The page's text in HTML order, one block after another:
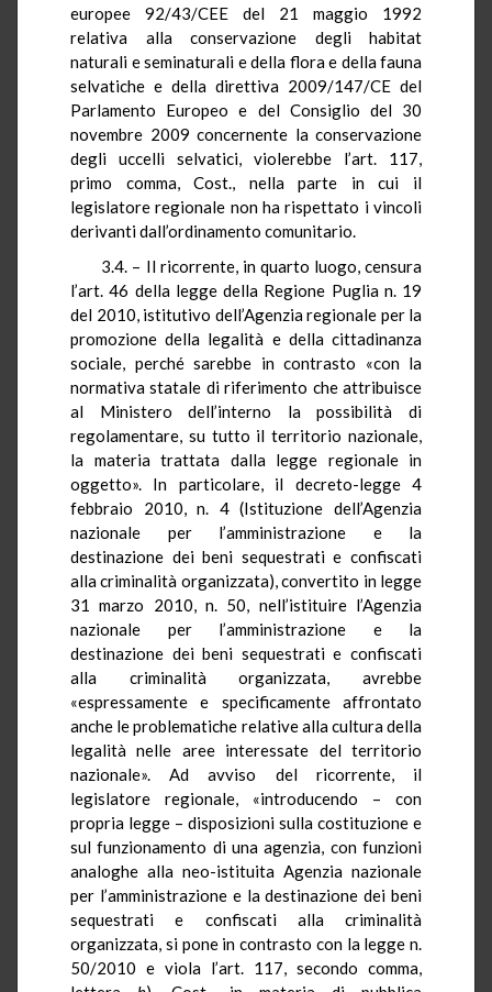
europee 92/43/CEE del 21 maggio 1992
relativa alla conservazione degli habitat
naturali e seminaturali e della flora e della fauna
selvatiche e della direttiva 2009/147/CE del
Parlamento Europeo e del Consiglio del 30
novembre 2009 concernente la conservazione
degli uccelli selvatici, violerebbe l’art. 117,
primo comma, Cost., nella parte in cui il
legislatore regionale non ha rispettato i vincoli
derivanti dall’ordinamento comunitario.
3.4. – Il ricorrente, in quarto luogo, censura
l’art. 46 della legge della Regione Puglia n. 19
del 2010, istitutivo dell’Agenzia regionale per la
promozione della legalità e della cittadinanza
sociale, perché sarebbe in contrasto «con la
normativa statale di riferimento che attribuisce
al Ministero dell’interno la possibilità di
regolamentare, su tutto il territorio nazionale,
la materia trattata dalla legge regionale in
oggetto». In particolare, il decreto-legge 4
febbraio 2010, n. 4 (Istituzione dell’Agenzia
nazionale per l’amministrazione e la
destinazione dei beni sequestrati e confiscati
alla criminalità organizzata), convertito in legge
31 marzo 2010, n. 50, nell’istituire l’Agenzia
nazionale per l’amministrazione e la
destinazione dei beni sequestrati e confiscati
alla criminalità organizzata, avrebbe
«espressamente e specificamente affrontato
anche le problematiche relative alla cultura della
legalità nelle aree interessate del territorio
nazionale». Ad avviso del ricorrente, il
legislatore regionale, «introducendo – con
propria legge – disposizioni sulla costituzione e
sul funzionamento di una agenzia, con funzioni
analoghe alla neo-istituita Agenzia nazionale
per l’amministrazione e la destinazione dei beni
sequestrati e confiscati alla criminalità
organizzata, si pone in contrasto con la legge n.
50/2010 e viola l’art. 117, secondo comma,